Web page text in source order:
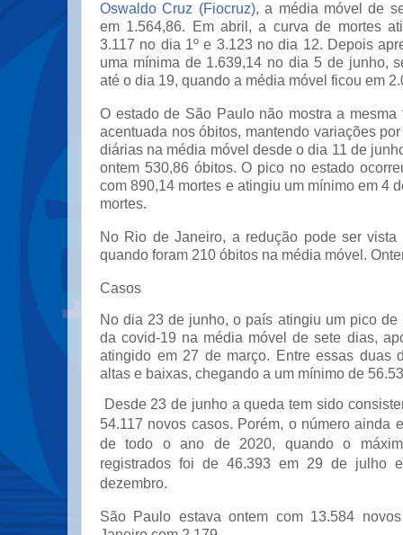
Oswaldo Cruz (Fiocruz), a média móvel de
em 1.564,86. Em abril, a curva de mortes
3.117 no dia 1º e 3.123 no dia 12. Depois
uma mínima de 1.639,14 no dia 5 de junho,
até o dia 19, quando a média móvel ficou em
O estado de São Paulo não mostra a mesma
acentuada nos óbitos, mantendo variações
diárias na média móvel desde o dia 11 de
ontem 530,86 óbitos. O pico no estado
com 890,14 mortes e atingiu um mínimo em 4
mortes.
No Rio de Janeiro, a redução pode ser
quando foram 210 óbitos na média móvel.
Casos
No dia 23 de junho, o país atingiu um pico de
da covid-19 na média móvel de sete dias,
atingido em 27 de março. Entre essas duas
altas e baixas, chegando a um mínimo de
Desde 23 de junho a queda tem sido
54.117 novos casos. Porém, o número ainda
de todo o ano de 2020, quando o
registrados foi de 46.393 em 29 de julho
dezembro.
São Paulo estava ontem com 13.584